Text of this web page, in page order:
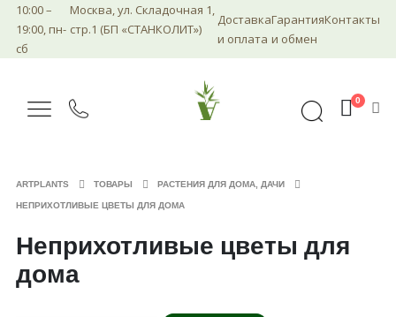
10:00 –
19:00, пн-
сб
Москва, ул. Складочная 1,
стр.1 (БП «СТАНКОЛИТ»)
Доставка
и оплата
Гарантия
и обмен
Контакты
0
ARTPLANTS ТОВАРЫ РАСТЕНИЯ ДЛЯ ДОМА, ДАЧИ
НЕПРИХОТЛИВЫЕ ЦВЕТЫ ДЛЯ ДОМА
Неприхотливые цветы для
дома